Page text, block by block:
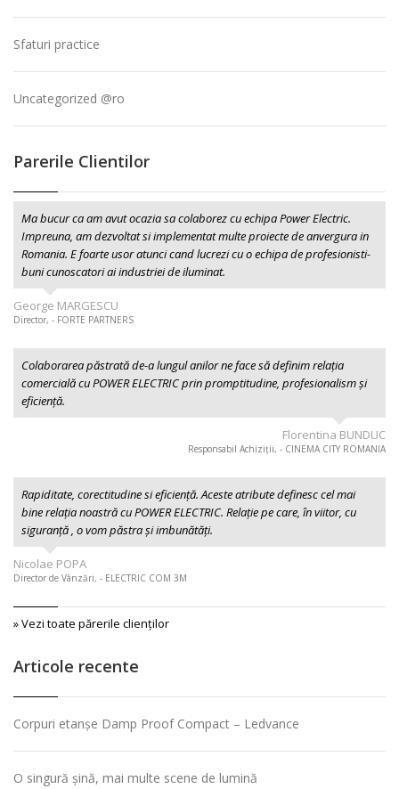
Sfaturi practice
Uncategorized @ro
Parerile Clientilor
Ma bucur ca am avut ocazia sa colaborez cu echipa Power Electric.
Impreuna, am dezvoltat si implementat multe proiecte de anvergura in
Romania. E foarte usor atunci cand lucrezi cu o echipa de profesionisti-
buni cunoscatori ai industriei de iluminat.
George MARGESCU
Director, - FORTE PARTNERS
Colaborarea păstrată de-a lungul anilor ne face să definim relația
comercială cu POWER ELECTRIC prin promptitudine, profesionalism şi
eficiență.
Florentina BUNDUC
Responsabil Achiziții, - CINEMA CITY ROMANIA
Rapiditate, corectitudine si eficiență. Aceste atribute definesc cel mai
bine relația noastră cu POWER ELECTRIC. Relație pe care, în viitor, cu
siguranță , o vom păstra și imbunătăți.
Nicolae POPA
Director de Vânzări, - ELECTRIC COM 3M
» Vezi toate părerile clienţilor
Articole recente
Corpuri etanșe Damp Proof Compact – Ledvance
O singură șină, mai multe scene de lumină